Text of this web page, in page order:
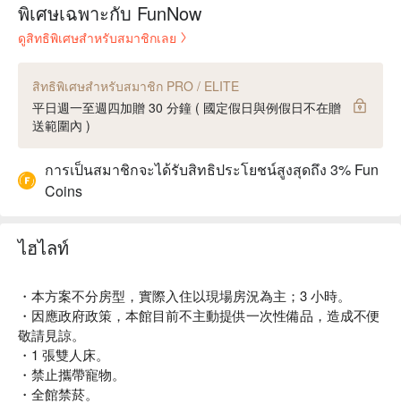
พิเศษเฉพาะกับ FunNow
ดูสิทธิพิเศษสำหรับสมาชิกเลย
สิทธิพิเศษสำหรับสมาชิก PRO / ELITE
平日週一至週四加贈 30 分鐘 ( 國定假日與例假日不在贈
送範圍內 )
การเป็นสมาชิกจะได้รับสิทธิประโยชน์สูงสุดถึง 3% Fun
Coins
ไฮไลท์
・本方案不分房型，實際入住以現場房況為主；3 小時。
・因應政府政策，本館目前不主動提供一次性備品，造成不便
敬請見諒。
・1 張雙人床。
・禁止攜帶寵物。
・全館禁菸。